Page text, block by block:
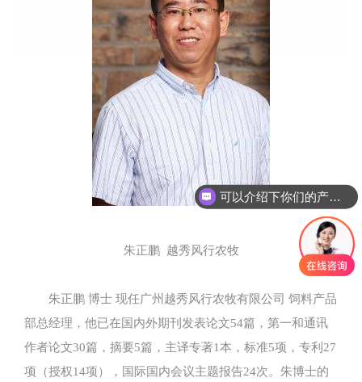
朱正鹏 越秀风行农牧
朱正鹏 博士 现任广州越秀风行农牧有限公司 饲料产品
部总经理，他已在国内外期刊发表论文54篇，第一和通讯
作者论文30篇，摘要5篇，主译专著1本，标准5项，专利27
项（授权14项），国际国内会议主题报告24次。朱博士的
可以介绍下你们的产品么